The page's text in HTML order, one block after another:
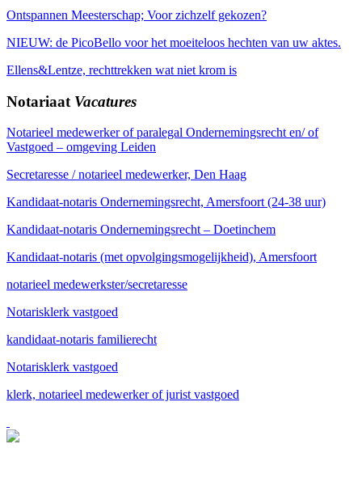
Ontspannen Meesterschap; Voor zichzelf gekozen?
NIEUW: de PicoBello voor het moeiteloos hechten van uw aktes.
Ellens&Lentze, rechttrekken wat niet krom is
Notariaat Vacatures
Notarieel medewerker of paralegal Ondernemingsrecht en/ of
Vastgoed – omgeving Leiden
Secretaresse / notarieel medewerker, Den Haag
Kandidaat-notaris Ondernemingsrecht, Amersfoort (24-38 uur)
Kandidaat-notaris Ondernemingsrecht – Doetinchem
Kandidaat-notaris (met opvolgingsmogelijkheid), Amersfoort
notarieel medewerkster/secretaresse
Notarisklerk vastgoed
kandidaat-notaris familierecht
Notarisklerk vastgoed
klerk, notarieel medewerker of jurist vastgoed